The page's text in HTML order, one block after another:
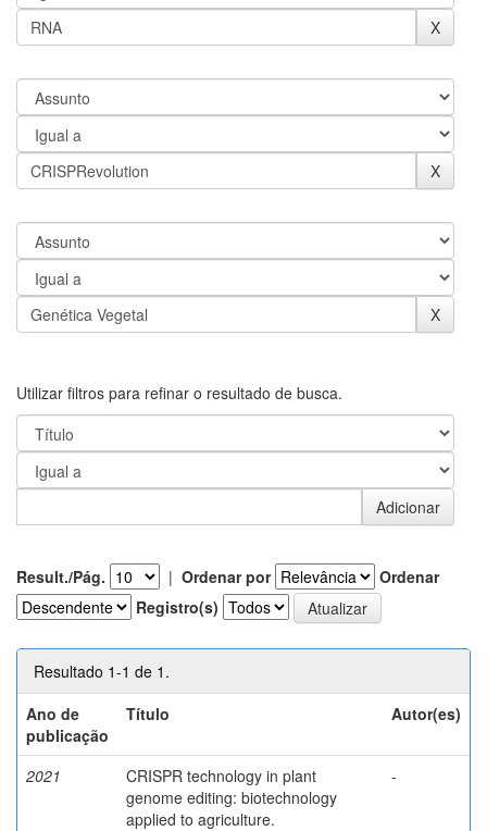
Utilizar filtros para refinar o resultado de busca.
Result./Pág. | Ordenar por
Ordenar
Registro(s)
Resultado 1-1 de 1.
Ano de
publicação
Título Autor(es)
2021
CRISPR technology in plant
genome editing: biotechnology
applied to agriculture.
-